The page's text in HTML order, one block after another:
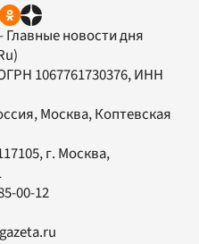
Главные новости дня
1067761730376, ИНН
Москва, Коптевская
, г. Москва,
00-12